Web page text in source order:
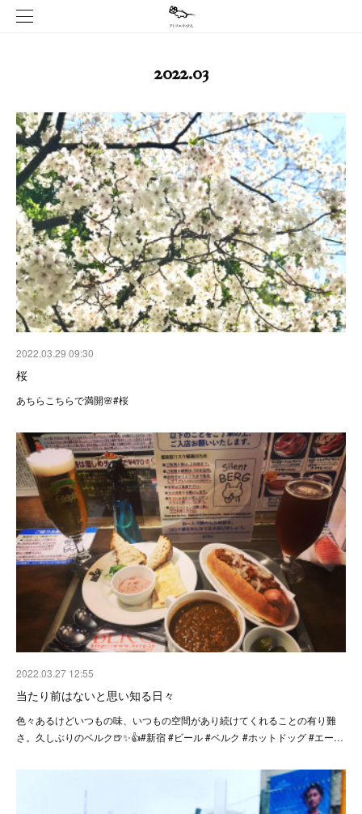
2022.03
2022.03.29 09:30
桜
あちらこちらで満開🌸#桜
2022.03.27 12:55
当たり前はないと思い知る日々
色々あるけどいつもの味、いつもの空間があり続けてくれることの有り難
さ。久しぶりのベルク🍺✨👍#新宿 #ビール #ベルク #ホットドッグ #エー…